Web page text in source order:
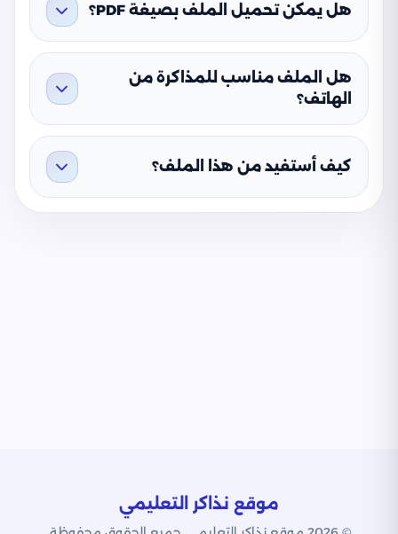
هل يمكن تحميل الملف بصيغة PDF؟
هل الملف مناسب للمذاكرة من
الهاتف؟
كيف أستفيد من هذا الملف؟
موقع نذاكر التعليمي